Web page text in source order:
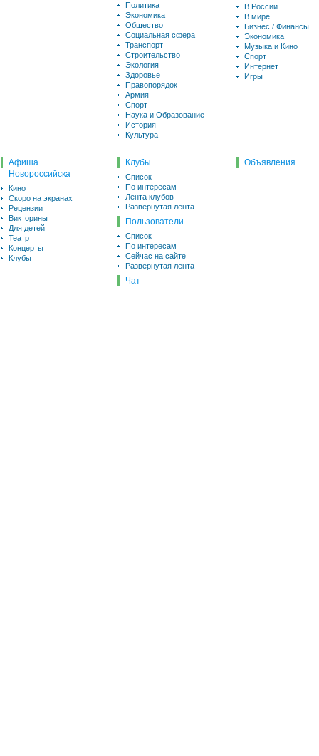
Политика
Экономика
Общество
Социальная сфера
Транспорт
Строительство
Экология
Здоровье
Правопорядок
Армия
Спорт
Наука и Образование
История
Культура
В России
В мире
Бизнес / Финансы
Экономика
Музыка и Кино
Спорт
Интернет
Игры
Афиша
Новороссийска
Кино
Скоро на экранах
Рецензии
Викторины
Для детей
Театр
Концерты
Клубы
Клубы
Список
По интересам
Лента клубов
Развернутая лента
Пользователи
Список
По интересам
Сейчас на сайте
Развернутая лента
Чат
Объявления